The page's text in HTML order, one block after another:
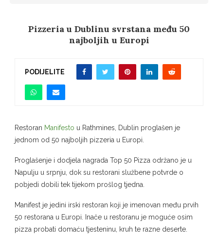
Pizzeria u Dublinu svrstana među 50
najboljih u Europi
PODIJELITE
Restoran Manifesto u Rathmines, Dublin proglašen je
jednom od 50 najboljih pizzeria u Europi.
Proglašenje i dodjela nagrada Top 50 Pizza održano je u
Napulju u srpnju, dok su restorani službene potvrde o
pobjedi dobili tek tijekom prošlog tjedna.
Manifest je jedini irski restoran koji je imenovan među prvih
50 restorana u Europi. Inače u restoranu je moguće osim
pizza probati domaću tjesteninu, kruh te razne deserte.